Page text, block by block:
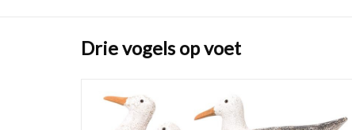
Drie vogels op voet